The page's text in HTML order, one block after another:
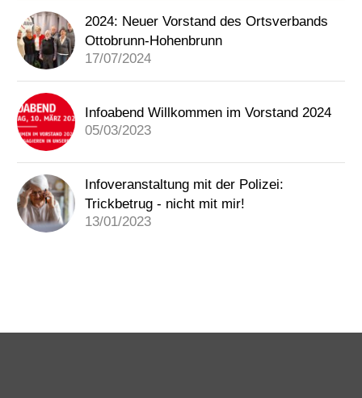
2024: Neuer Vorstand des Ortsverbands
Ottobrunn-Hohenbrunn
17/07/2024
Infoabend Willkommen im Vorstand 2024
05/03/2023
Infoveranstaltung mit der Polizei:
Trickbetrug - nicht mit mir!
13/01/2023